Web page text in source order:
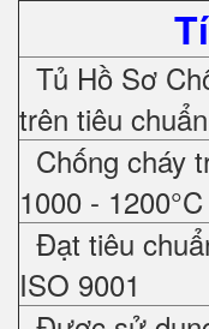
Tủ Hồ Sơ
trên tiêu
Chống cháy
1000 -
Đạt tiêu
ISO 9001